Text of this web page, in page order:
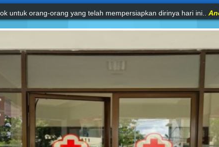
untuk orang-orang yang telah mempersiapkan dirinya hari ini..
tanpa agama adalah lumpuh.Anonim